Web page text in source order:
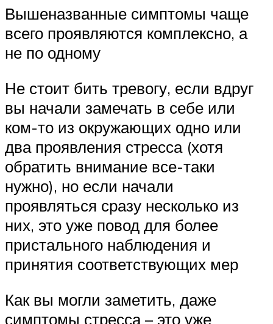
Вышеназванные симптомы чаще
всего проявляются комплексно, а
не по одному
Не стоит бить тревогу, если вдруг
вы начали замечать в себе или
ком-то из окружающих одно или
два проявления стресса (хотя
обратить внимание все-таки
нужно), но если начали
проявляться сразу несколько из
них, это уже повод для более
пристального наблюдения и
принятия соответствующих мер
Как вы могли заметить, даже
симптомы стресса – это уже